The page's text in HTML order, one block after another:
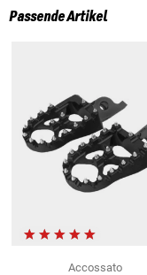
Passende Artikel
Accossato